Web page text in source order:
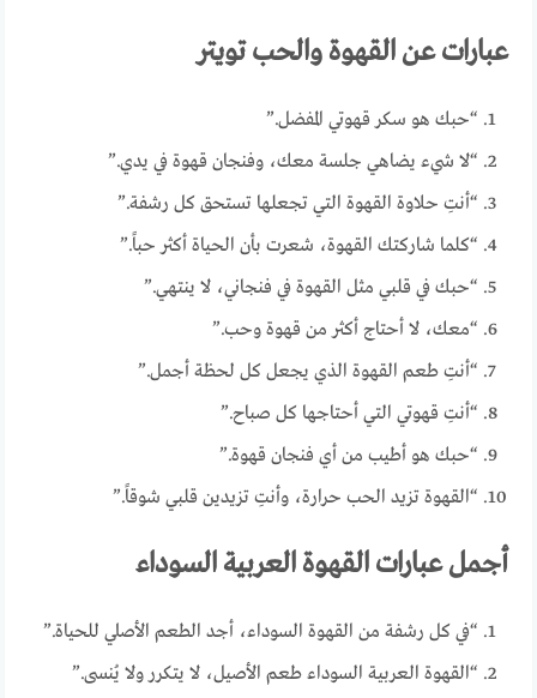
عبارات عن القهوة والحب تويتر
“حبك هو سكر قهوتي المفضل.”
“لا شيء يضاهي جلسة معك، وفنجان قهوة في يدي.”
“أنتِ حلاوة القهوة التي تجعلها تستحق كل رشفة.”
“كلما شاركتك القهوة، شعرت بأن الحياة أكثر حباً.”
“حبك في قلبي مثل القهوة في فنجاني، لا ينتهي.”
“معك، لا أحتاج أكثر من قهوة وحب.”
“أنتِ طعم القهوة الذي يجعل كل لحظة أجمل.”
“أنتِ قهوتي التي أحتاجها كل صباح.”
“حبك هو أطيب من أي فنجان قهوة.”
“القهوة تزيد الحب حرارة، وأنتِ تزيدين قلبي شوقاً.”
أجمل عبارات القهوة العربية السوداء
“في كل رشفة من القهوة السوداء، أجد الطعم الأصلي للحياة.”
“القهوة العربية السوداء طعم الأصيل، لا يتكرر ولا يُنسى.”